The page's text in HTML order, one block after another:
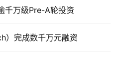
千万级Pre-A轮投资
）完成数千万元融资